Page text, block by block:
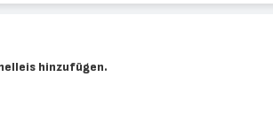
hinzufügen.